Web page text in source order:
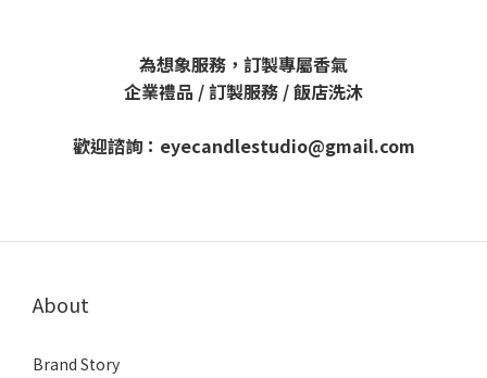
為想象服務，訂製專屬香氣
企業禮品 / 訂製服務 / 飯店洗沐
歡迎諮詢：eyecandlestudio@gmail.com
About
Brand Story